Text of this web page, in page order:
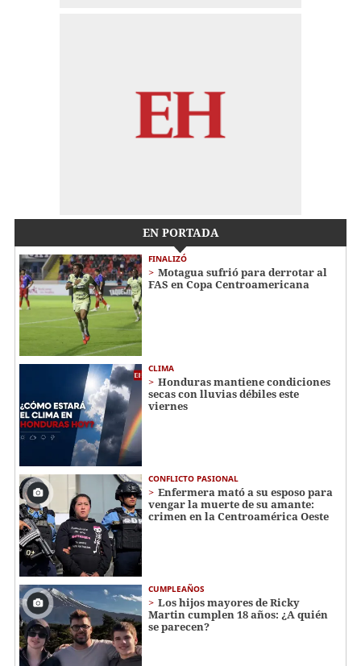
EN PORTADA
FINALIZÓ
Motagua sufrió para derrotar al
FAS en Copa Centroamericana
CLIMA
Honduras mantiene condiciones
secas con lluvias débiles este
viernes
CONFLICTO PASIONAL
Enfermera mató a su esposo para
vengar la muerte de su amante:
crimen en la Centroamérica Oeste
CUMPLEAÑOS
Los hijos mayores de Ricky
Martin cumplen 18 años: ¿A quién
se parecen?